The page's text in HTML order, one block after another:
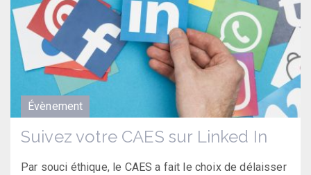
Évènement
Suivez votre CAES sur Linked In
Par souci éthique, le CAES a fait le choix de délaisser